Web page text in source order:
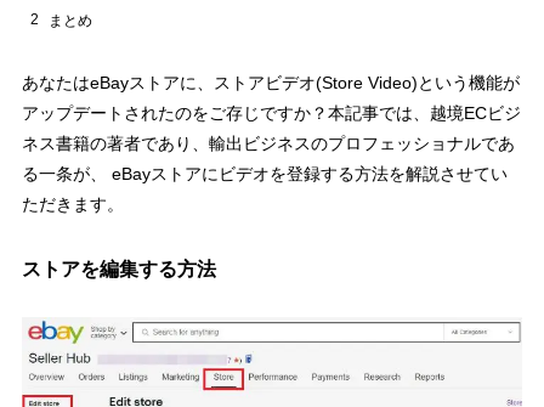
2 まとめ
あなたはeBayストアに、ストアビデオ(Store Video)という機能が
アップデートされたのをご存じですか？本記事では、越境ECビジ
ネス書籍の著者であり、輸出ビジネスのプロフェッショナルであ
る一条が、 eBayストアにビデオを登録する方法を解説させてい
ただきます。
ストアを編集する方法